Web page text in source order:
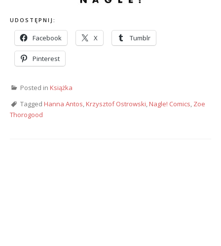
UDOSTĘPNIJ:
Facebook X Tumblr
Pinterest
Posted in Książka
Tagged Hanna Antos,Krzysztof Ostrowski,Nagle! Comics, Zoe
Thorogood